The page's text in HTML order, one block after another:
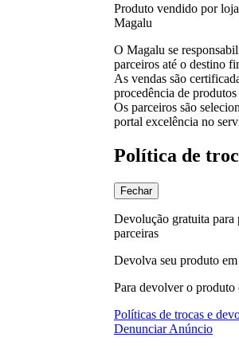
Produto vendido por
Magalu
O Magalu se
parceiros até o destino
As vendas são
procedência de
Os parceiros são
portal excelência no
Política de
Fechar
Devolução gratuita
parceiras
Devolva seu produto
Para devolver o produto
Políticas de trocas e
Denunciar Anúncio